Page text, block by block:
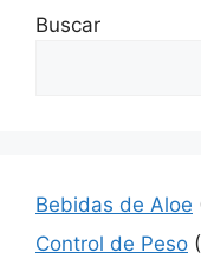
Buscar
Bebidas de Aloe
Control de Peso